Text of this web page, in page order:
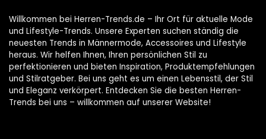
Willkommen bei Herren-Trends.de – Ihr Ort für aktuelle Mode
und Lifestyle-Trends. Unsere Experten suchen ständig die
neuesten Trends in Männermode, Accessoires und Lifestyle
heraus. Wir helfen Ihnen, Ihren persönlichen Stil zu
perfektionieren und bieten Inspiration, Produktempfehlungen
und Stilratgeber. Bei uns geht es um einen Lebensstil, der Stil
und Eleganz verkörpert. Entdecken Sie die besten Herren-
Trends bei uns – willkommen auf unserer Website!